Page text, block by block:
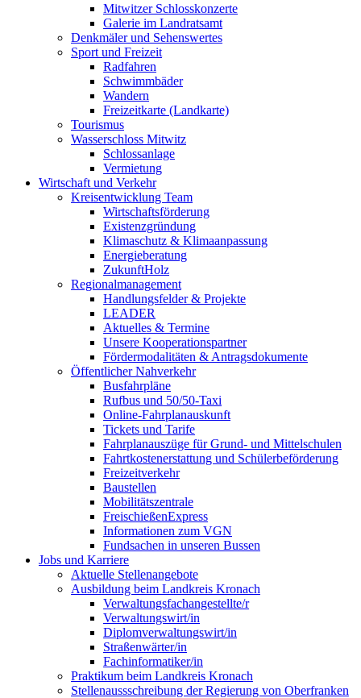
Mitwitzer Schlosskonzerte
Galerie im Landratsamt
Denkmäler und Sehenswertes
Sport und Freizeit
Radfahren
Schwimmbäder
Wandern
Freizeitkarte (Landkarte)
Tourismus
Wasserschloss Mitwitz
Schlossanlage
Vermietung
Wirtschaft und Verkehr
Kreisentwicklung Team
Wirtschaftsförderung
Existenzgründung
Klimaschutz & Klimaanpassung
Energieberatung
ZukunftHolz
Regionalmanagement
Handlungsfelder & Projekte
LEADER
Aktuelles & Termine
Unsere Kooperationspartner
Fördermodalitäten & Antragsdokumente
Öffentlicher Nahverkehr
Busfahrpläne
Rufbus und 50/50-Taxi
Online-Fahrplanauskunft
Tickets und Tarife
Fahrplanauszüge für Grund- und Mittelschulen
Fahrtkostenerstattung und Schülerbeförderung
Freizeitverkehr
Baustellen
Mobilitätszentrale
FreischießenExpress
Informationen zum VGN
Fundsachen in unseren Bussen
Jobs und Karriere
Aktuelle Stellenangebote
Ausbildung beim Landkreis Kronach
Verwaltungsfachangestellte/r
Verwaltungswirt/in
Diplomverwaltungswirt/in
Straßenwärter/in
Fachinformatiker/in
Praktikum beim Landkreis Kronach
Stellenaussschreibung der Regierung von Oberfranken